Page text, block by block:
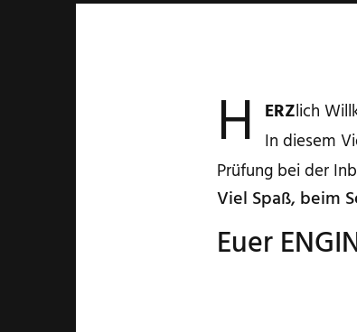
H ERZlich
In diesem
Prüfung bei der
Viel Spaß, beim
Euer